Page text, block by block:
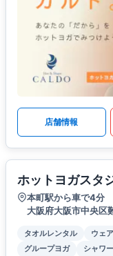
店舗情報
ホットヨガスタ
本町駅から車で4分
大阪府大阪市中央区
タオルレンタル ウェ
グループヨガ
シャワー